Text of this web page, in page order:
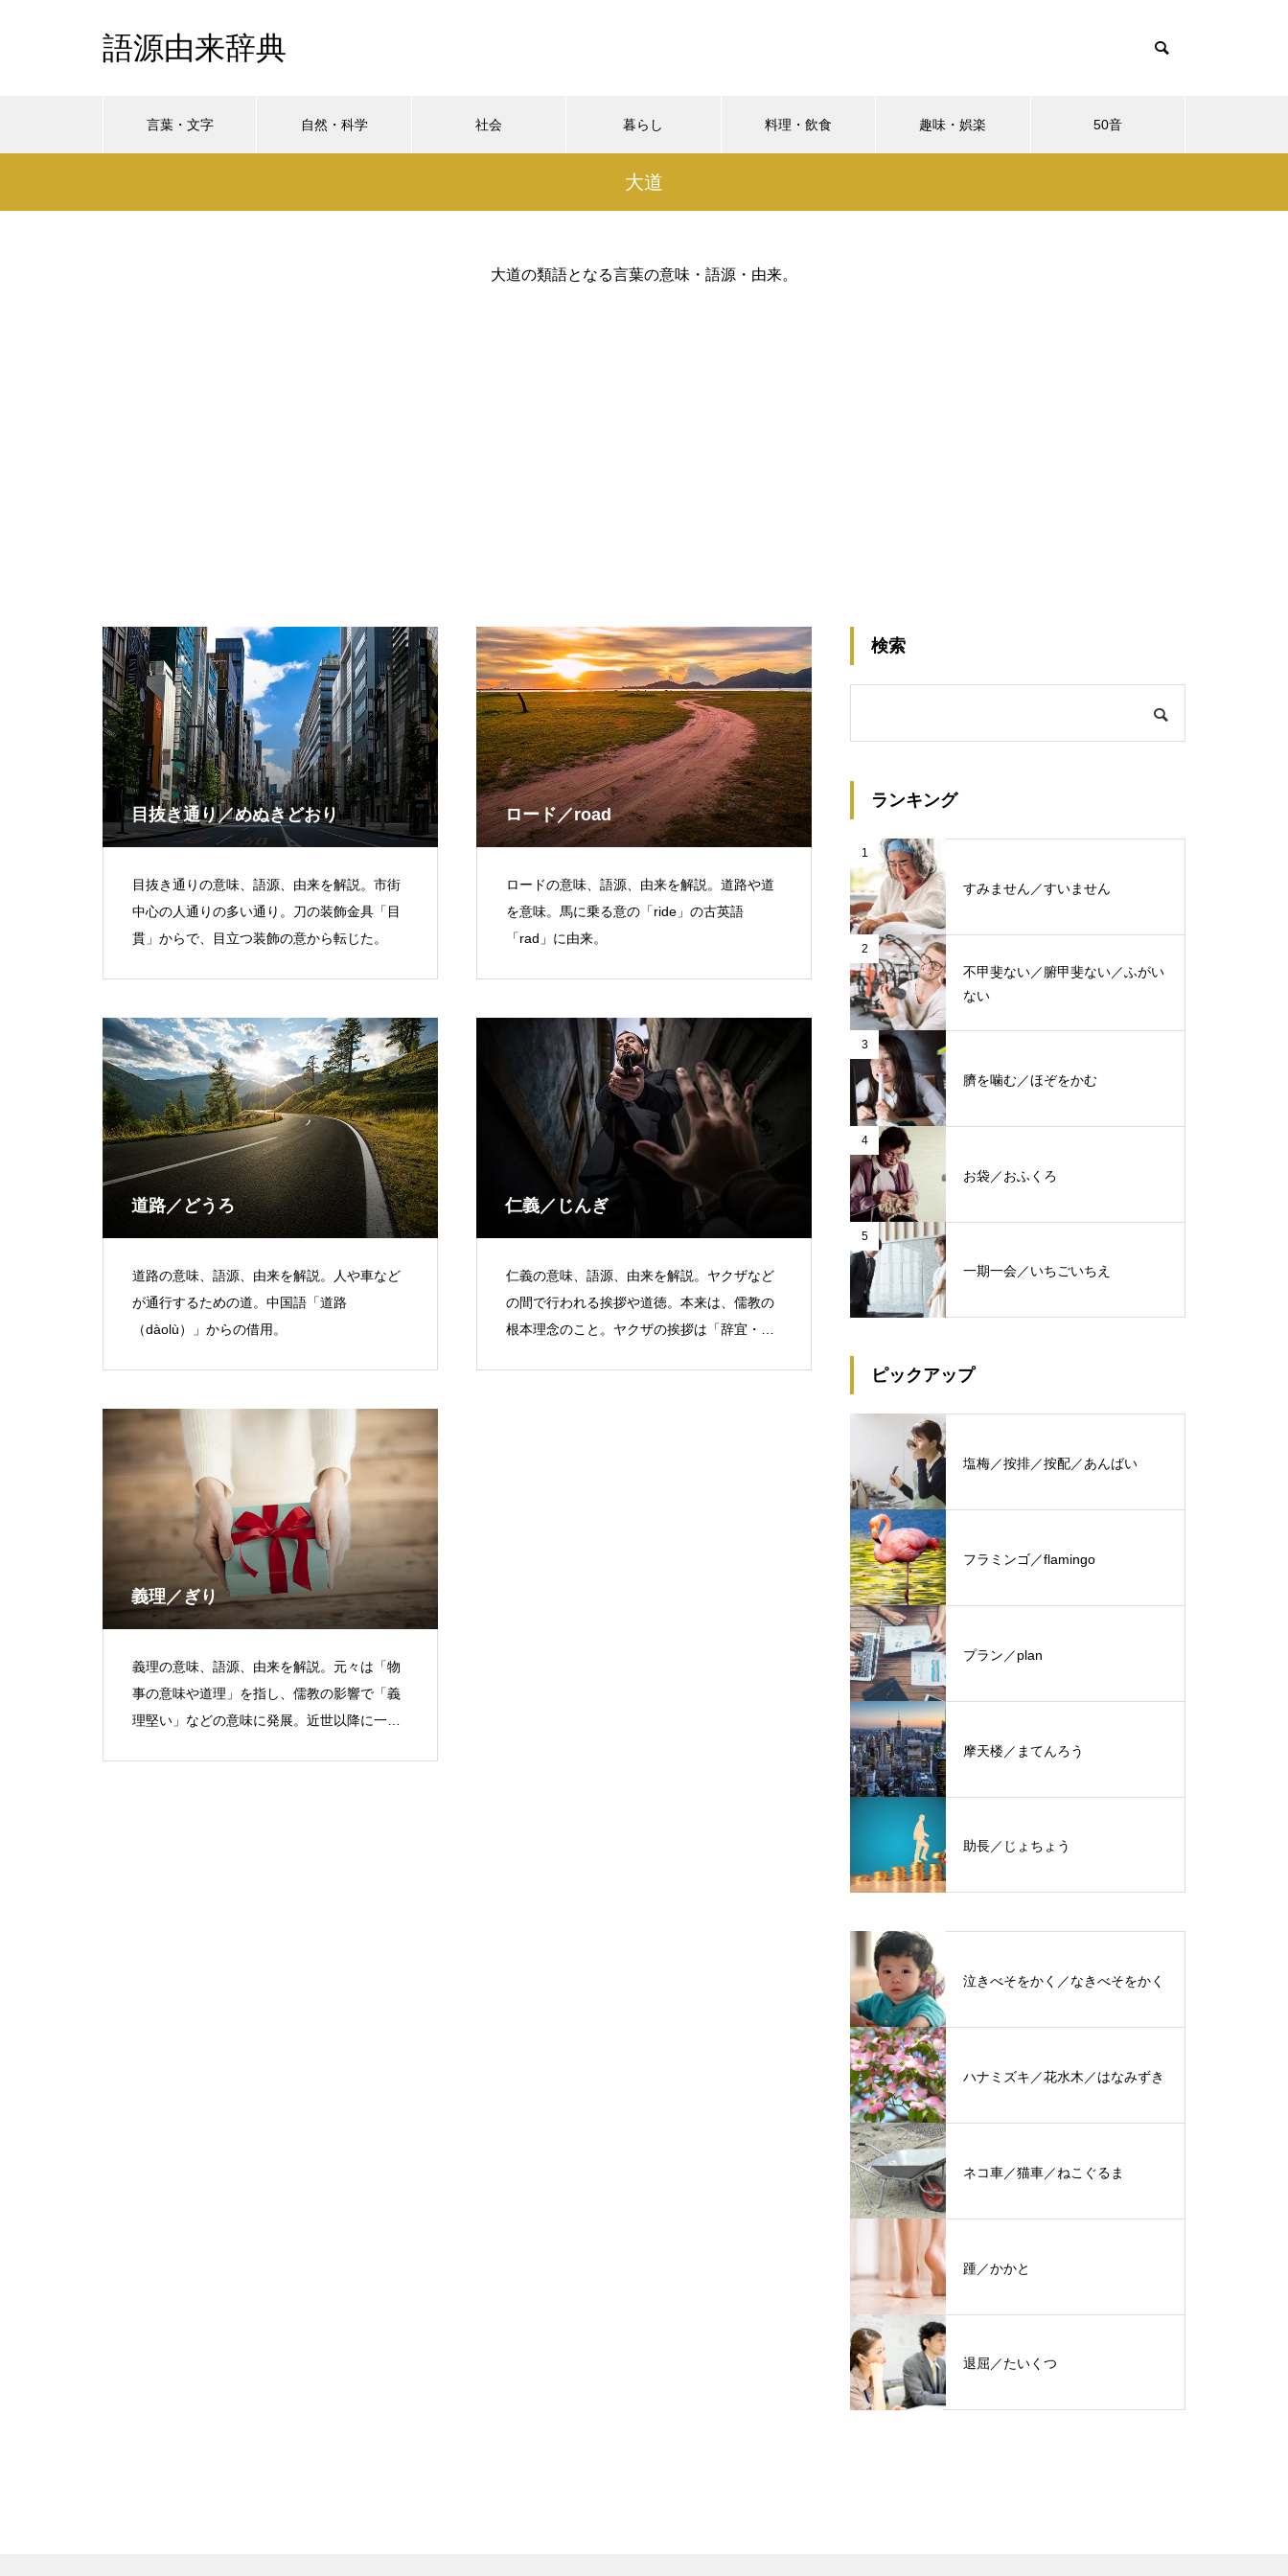
語源由来辞典
言葉・文字 自然・科学 社会 暮らし 料理・飲食 趣味・娯楽 50音
大道
大道の類語となる言葉の意味・語源・由来。
目抜き通り／めぬきどおり
目抜き通りの意味、語源、由来を解説。市街
中心の人通りの多い通り。刀の装飾金具「目
貫」からで、目立つ装飾の意から転じた。
ロード／road
ロードの意味、語源、由来を解説。道路や道
を意味。馬に乗る意の「ride」の古英語
「rad」に由来。
道路／どうろ
道路の意味、語源、由来を解説。人や車など
が通行するための道。中国語「道路
（dàolù）」からの借用。
仁義／じんぎ
仁義の意味、語源、由来を解説。ヤクザなど
の間で行われる挨拶や道徳。本来は、儒教の
根本理念のこと。ヤクザの挨拶は「辞宜・辞
義理／ぎり
義理の意味、語源、由来を解説。元々は「物
事の意味や道理」を指し、儒教の影響で「義
理堅い」などの意味に発展。近世以降に一般
検索
ランキング
1
すみません／すいません
2
不甲斐ない／腑甲斐ない／ふがい
ない
3
臍を噛む／ほぞをかむ
4
お袋／おふくろ
5
一期一会／いちごいちえ
ピックアップ
塩梅／按排／按配／あんばい
フラミンゴ／flamingo
プラン／plan
摩天楼／まてんろう
助長／じょちょう
泣きべそをかく／なきべそをかく
ハナミズキ／花水木／はなみずき
ネコ車／猫車／ねこぐるま
踵／かかと
退屈／たいくつ